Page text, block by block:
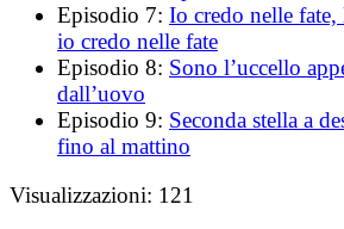
Episodio 7: Io credo nelle
io credo nelle fate
Episodio 8: Sono l’uccello
dall’uovo
Episodio 9: Seconda stella a
fino al mattino
Visualizzazioni: 121